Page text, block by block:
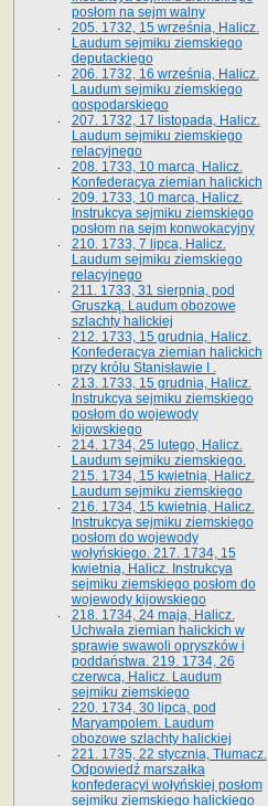
posłom na sejm walny
205. 1732, 15 września, Halicz.
Laudum sejmiku ziemskiego
deputackiego
206. 1732, 16 września, Halicz.
Laudum sejmiku ziemskiego
gospodarskiego
207. 1732, 17 listopada, Halicz.
Laudum sejmiku ziemskiego
relacyjnego
208. 1733, 10 marca, Halicz.
Konfederacya ziemian halickich­
209. 1733, 10 marca, Halicz.
Instrukcya sejmiku ziemskiego
posłom na sejm konwokacyjny
210. 1733, 7 lipca, Halicz.
Laudum sejmiku ziemskiego
relacyjnego
211. 1733, 31 sierpnia, pod
Gruszką. Laudum obozowe
szlachty halickiej
212. 1733, 15 grudnia, Halicz.
Konfederacya ziemian halickich
przy królu Stanisławie I .
213. 1733, 15 grudnia, Halicz.
Instrukcya sejmiku ziemskiego
posłom do wojewody
kijowskiego
214. 1734, 25 lutego, Halicz.
Laudum sejmiku ziemskiego.
215. 1734, 15 kwietnia, Halicz.
Laudum sejmiku ziemskiego
216. 1734, 15 kwietnia, Halicz.
Instrukcya sejmiku ziemskiego
posłom do wojewody
wołyńskiego. 217. 1734, 15
kwietnia, Halicz. Instrukcya
sejmiku ziemskiego posłom do
wojewody kijowskiego
218. 1734, 24 maja, Halicz.
Uchwała ziemian halickich w
sprawie swawoli opryszków i
poddaństwa. 219. 1734, 26
czerwca, Halicz. Laudum
sejmiku ziemskiego
220. 1734, 30 lipca, pod
Maryampolem. Laudum
obozowe szlachty halickiej
221. 1735, 22 stycznia, Tłumacz.
Odpowiedź marszałka
konfederacyi wołyńskiej posłom
sejmiku ziemskiego halickiego